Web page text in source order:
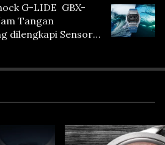
G-LIDE GBX-
Tangan
dilengkapi Sensor